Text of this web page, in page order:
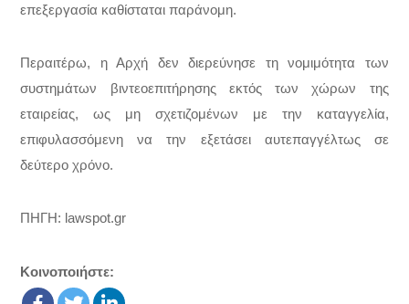
επεξεργασία καθίσταται παράνομη.
Περαιτέρω, η Αρχή δεν διερεύνησε τη νομιμότητα των
συστημάτων βιντεοεπιτήρησης εκτός των χώρων της
εταιρείας, ως μη σχετιζομένων με την καταγγελία,
επιφυλασσόμενη να την εξετάσει αυτεπαγγέλτως σε
δεύτερο χρόνο.
ΠΗΓΗ: lawspot.gr
Κοινοποιήστε: